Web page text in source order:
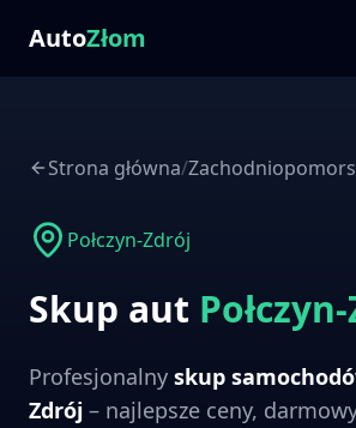
AutoZłom
Strona główna/
Połczyn-Zdrój
Skup aut
Profesjonalny skup
Zdrój – najlepsze ceny,